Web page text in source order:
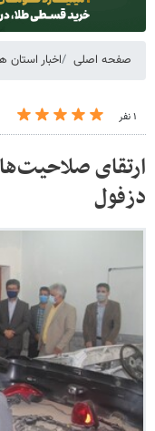
صفحه اصلی اخبار استان
۱ نفر
ارتقای
دزفول